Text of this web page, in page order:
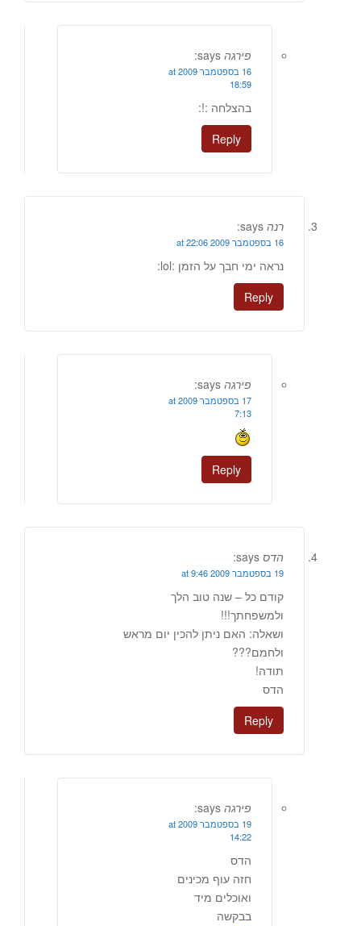
פירגה says:
16 בספטמבר 2009 at
18:59
בהצלחה :!:
Reply
רנה says:
16 בספטמבר 2009 at 22:06
נראה ימי חבך על הזמן :lol:
Reply
פירגה says:
17 בספטמבר 2009 at
7:13
Reply
הדס says:
19 בספטמבר 2009 at 9:46
קודם כל – שנה טוב הלך
ולמשפחתך!!!
ושאלה: האם ניתן להכין יום מראש
ולחמם???
תודה!
הדס
Reply
פירגה says:
19 בספטמבר 2009 at
14:22
הדס
חזה עוף מכינים
ואוכלים מיד
בבקשה